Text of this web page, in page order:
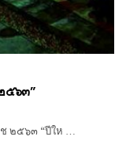
๕๖๓”
๒๕๖๓ “ปีให …